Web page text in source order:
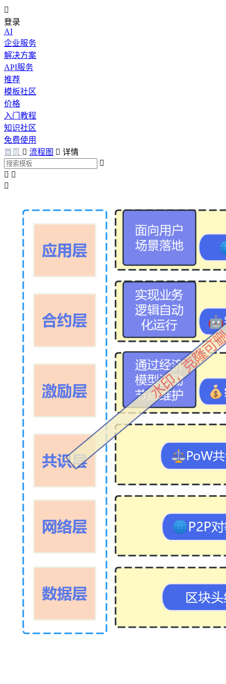

登录
AI
企业服务
解决方案
API服务
推荐
模板社区
价格
入门教程
知识社区
免费使用
首页  流程图  详情

 
